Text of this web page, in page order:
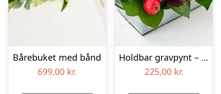
Bårebuket med bånd
699,00 kr.
Holdbar gravpynt – Blomster til begravelse
225,00 kr.